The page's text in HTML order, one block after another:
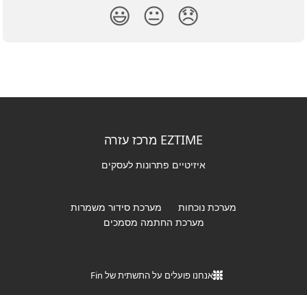
😞
😐
😃
EZTIME מרכז עזרה
איזיטיים פתרונות לעסקים
מערכת נוכחות
מערכת סידור משמרות
מערכת החתמה מסמכים
אנחנו פועלים על התשתית של Fin